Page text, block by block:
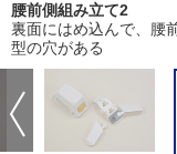
腰前側組み立て2
裏面にはめ込んで、腰
型の穴がある